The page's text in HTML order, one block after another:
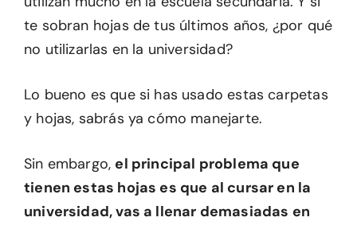
te sobran hojas de tus últimos años, ¿por qué
no utilizarlas en la universidad?
Lo bueno es que si has usado estas carpetas
y hojas, sabrás ya cómo manejarte.
Sin embargo, el principal problema que
tienen estas hojas es que al cursar en la
universidad, vas a llenar demasiadas en